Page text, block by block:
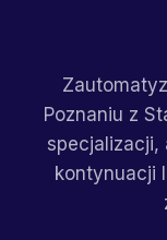
Poznaniu z
specjalizacji,
kontynuacji